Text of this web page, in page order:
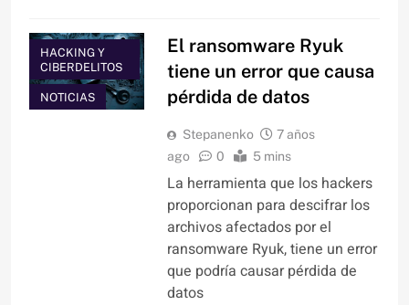
HACKING Y
CIBERDELITOS
NOTICIAS
El ransomware Ryuk
tiene un error que causa
pérdida de datos
Stepanenko
7 años
ago
0 5 mins
La herramienta que los hackers
proporcionan para descifrar los
archivos afectados por el
ransomware Ryuk, tiene un error
que podría causar pérdida de
datos